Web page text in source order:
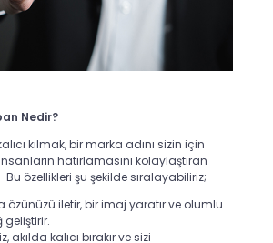
Nedir?
kılmak, bir marka adını sizin için
hatırlamasını kolaylaştıran
Bu özellikleri şu şekilde sıralayabiliriz;
özünüzü iletir, bir imaj yaratır ve olumlu
akılda kalıcı bırakır ve sizi